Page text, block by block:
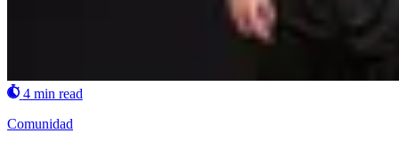
4 min read
Comunidad